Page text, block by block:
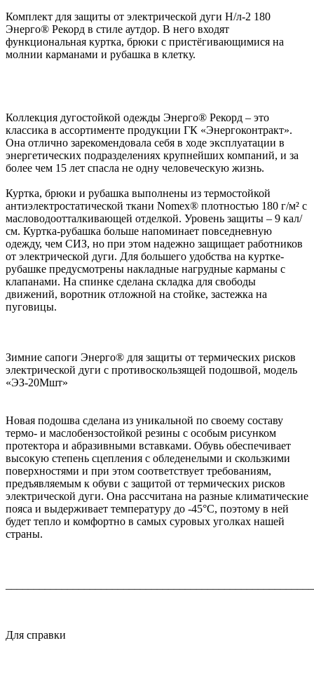
Комплект для защиты от электрической дуги Н/л-2 180
Энерго® Рекорд в стиле аутдор. В него входят
функциональная куртка, брюки с пристёгивающимися на
молнии карманами и рубашка в клетку.
Коллекция дугостойкой одежды Энерго® Рекорд – это
классика в ассортименте продукции ГК «Энергоконтракт».
Она отлично зарекомендовала себя в ходе эксплуатации в
энергетических подразделениях крупнейших компаний, и за
более чем 15 лет спасла не одну человеческую жизнь.
Куртка, брюки и рубашка выполнены из термостойкой
антиэлектростатической ткани Nomex® плотностью 180 г/м² с
масловодоотталкивающей отделкой. Уровень защиты – 9 кал/
см. Куртка-рубашка больше напоминает повседневную
одежду, чем СИЗ, но при этом надежно защищает работников
от электрической дуги. Для большего удобства на куртке-
рубашке предусмотрены накладные нагрудные карманы с
клапанами. На спинке сделана складка для свободы
движений, воротник отложной на стойке, застежка на
пуговицы.
Зимние сапоги Энерго® для защиты от термических рисков
электрической дуги с противоскользящей подошвой, модель
«ЭЗ-20Мшт»
Новая подошва сделана из уникальной по своему составу
термо- и маслобензостойкой резины с особым рисунком
протектора и абразивными вставками. Обувь обеспечивает
высокую степень сцепления с обледенелыми и скользкими
поверхностями и при этом соответствует требованиям,
предъявляемым к обуви с защитой от термических рисков
электрической дуги. Она рассчитана на разные климатические
пояса и выдерживает температуру до -45°C, поэтому в ней
будет тепло и комфортно в самых суровых уголках нашей
страны.
Для справки